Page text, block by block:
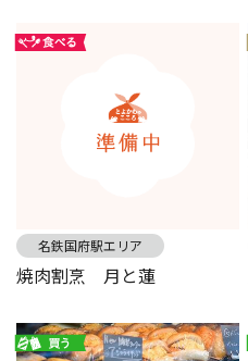
名鉄国府駅エリア
焼肉割烹 月と蓮